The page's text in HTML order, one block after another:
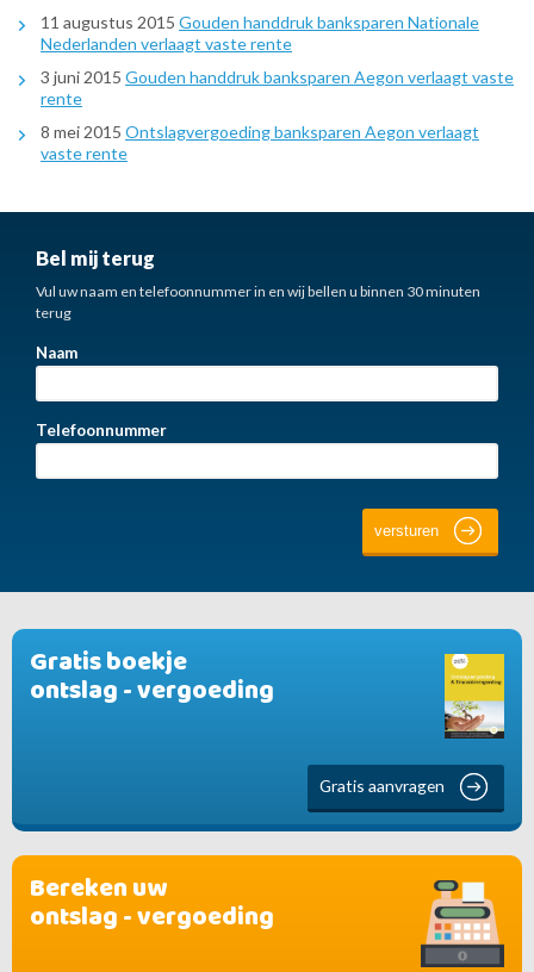
11 augustus 2015 Gouden handdruk banksparen Nationale
Nederlanden verlaagt vaste rente
3 juni 2015 Gouden handdruk banksparen Aegon verlaagt vaste
rente
8 mei 2015 Ontslagvergoeding banksparen Aegon verlaagt
vaste rente
Gratis boekje
ontslag - vergoeding
Gratis aanvragen
Bereken uw
ontslag - vergoeding
Bel mij terug
Vul uw naam en telefoonnummer in en wij bellen u binnen 30 minuten
terug
Naam
Telefoonnummer